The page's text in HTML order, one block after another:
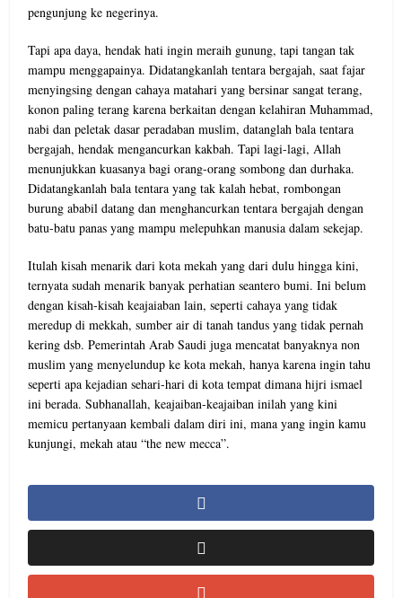
pengunjung ke negerinya.
Tapi apa daya, hendak hati ingin meraih gunung, tapi tangan tak
mampu menggapainya. Didatangkanlah tentara bergajah, saat fajar
menyingsing dengan cahaya matahari yang bersinar sangat terang,
konon paling terang karena berkaitan dengan kelahiran Muhammad,
nabi dan peletak dasar peradaban muslim, datanglah bala tentara
bergajah, hendak mengancurkan kakbah. Tapi lagi-lagi, Allah
menunjukkan kuasanya bagi orang-orang sombong dan durhaka.
Didatangkanlah bala tentara yang tak kalah hebat, rombongan
burung ababil datang dan menghancurkan tentara bergajah dengan
batu-batu panas yang mampu melepuhkan manusia dalam sekejap.
Itulah kisah menarik dari kota mekah yang dari dulu hingga kini,
ternyata sudah menarik banyak perhatian seantero bumi. Ini belum
dengan kisah-kisah keajaiaban lain, seperti cahaya yang tidak
meredup di mekkah, sumber air di tanah tandus yang tidak pernah
kering dsb. Pemerintah Arab Saudi juga mencatat banyaknya non
muslim yang menyelundup ke kota mekah, hanya karena ingin tahu
seperti apa kejadian sehari-hari di kota tempat dimana hijri ismael
ini berada. Subhanallah, keajaiban-keajaiban inilah yang kini
memicu pertanyaan kembali dalam diri ini, mana yang ingin kamu
kunjungi, mekah atau “the new mecca”.